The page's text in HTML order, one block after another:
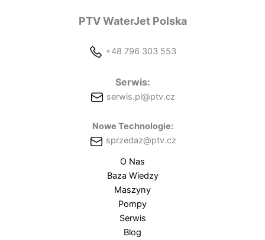
PTV WaterJet Polska
+48 796 303 553
Serwis:
serwis.pl@ptv.cz
Nowe Technologie:
sprzedaz@ptv.cz
O Nas
Baza Wiedzy
Maszyny
Pompy
Serwis
Blog